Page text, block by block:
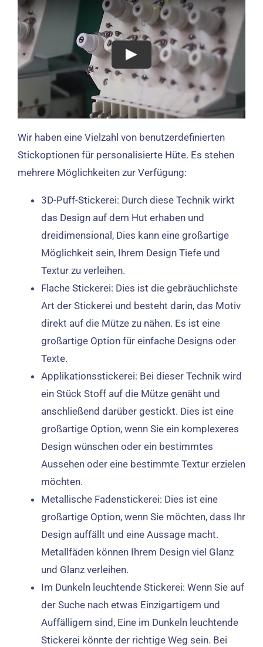
Wir haben eine Vielzahl von benutzerdefinierten
Stickoptionen für personalisierte Hüte. Es stehen
mehrere Möglichkeiten zur Verfügung:
3D-Puff-Stickerei: Durch diese Technik wirkt
das Design auf dem Hut erhaben und
dreidimensional, Dies kann eine großartige
Möglichkeit sein, Ihrem Design Tiefe und
Textur zu verleihen.
Flache Stickerei: Dies ist die gebräuchlichste
Art der Stickerei und besteht darin, das Motiv
direkt auf die Mütze zu nähen. Es ist eine
großartige Option für einfache Designs oder
Texte.
Applikationsstickerei: Bei dieser Technik wird
ein Stück Stoff auf die Mütze genäht und
anschließend darüber gestickt. Dies ist eine
großartige Option, wenn Sie ein komplexeres
Design wünschen oder ein bestimmtes
Aussehen oder eine bestimmte Textur erzielen
möchten.
Metallische Fadenstickerei: Dies ist eine
großartige Option, wenn Sie möchten, dass Ihr
Design auffällt und eine Aussage macht.
Metallfäden können Ihrem Design viel Glanz
und Glanz verleihen.
Im Dunkeln leuchtende Stickerei: Wenn Sie auf
der Suche nach etwas Einzigartigem und
Auffälligem sind, Eine im Dunkeln leuchtende
Stickerei könnte der richtige Weg sein. Bei